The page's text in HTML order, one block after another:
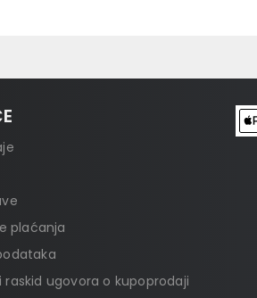
plaćanja
raskid ugovora o kupoprodaji